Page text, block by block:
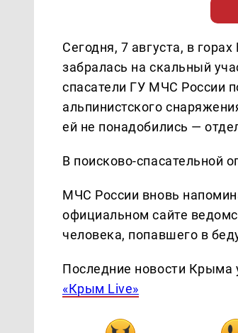
Сегодня, 7 августа, в
забралась на скальный
спасатели ГУ МЧС России
альпинистского
ей не понадобились —
В поисково-спасательной
МЧС России вновь
официальном сайте
человека, попавшего в
Последние новости Крыма
«Крым Live»